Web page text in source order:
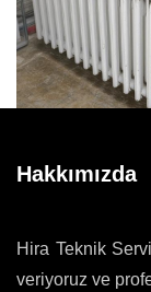
Hakkımızda
Hira Teknik
veriyoruz ve